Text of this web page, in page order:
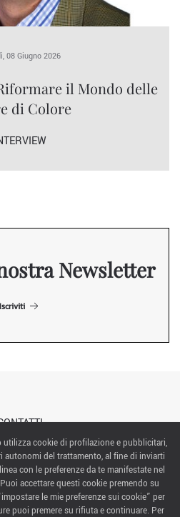
08 Giugno 2026
il Mondo delle
di Colore
Newsletter
Iscriviti
US
SpA All rights reserved
155, 47921 Rimini,
utilizza cookie di profilazione e pubblicitari,
autonomi del trattamento, al fine di inviarti
con le preferenze da te manifestate nel
accettare questi cookie premendo su
le mie preferenze sui cookie” per
puoi premere su rifiuta e continuare. Per